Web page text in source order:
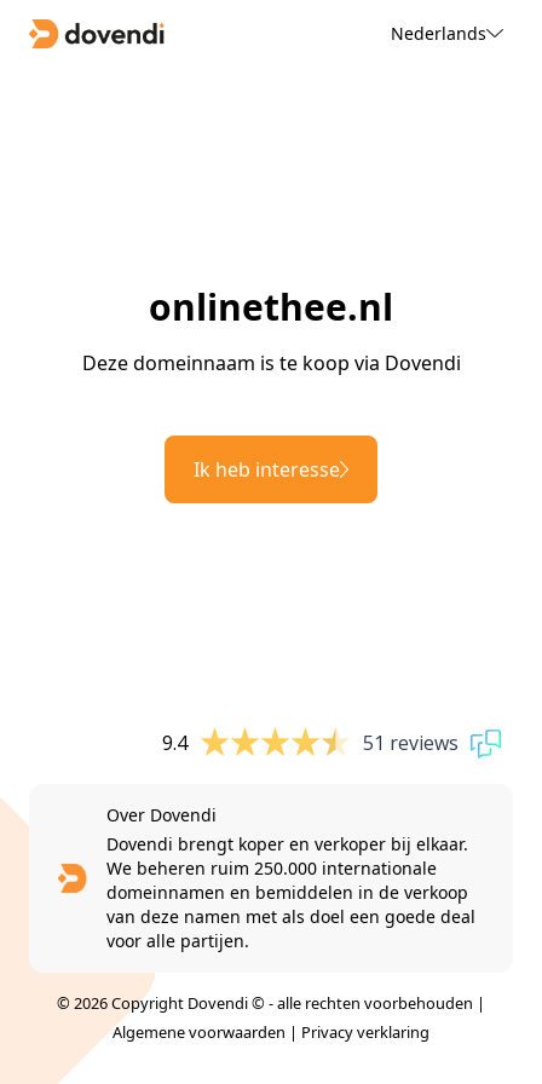
Nederlands
onlinethee.nl
Deze domeinnaam is te koop via Dovendi
Ik heb interesse
9.4 51 reviews
Over Dovendi
Dovendi brengt koper en verkoper bij elkaar.
We beheren ruim 250.000 internationale
domeinnamen en bemiddelen in de verkoop
van deze namen met als doel een goede deal
voor alle partijen.
© 2026 Copyright Dovendi © - alle rechten voorbehouden |
Algemene voorwaarden | Privacy verklaring